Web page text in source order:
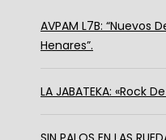
AVPAM L7B: “Nuevos
Henares”.
LA JABATEKA: «Rock